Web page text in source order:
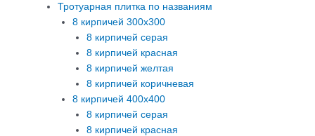
Тротуарная плитка по названиям
8 кирпичей 300х300
8 кирпичей серая
8 кирпичей красная
8 кирпичей желтая
8 кирпичей коричневая
8 кирпичей 400х400
8 кирпичей серая
8 кирпичей красная